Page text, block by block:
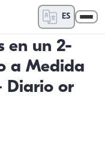
ES
en un 2-
a Medida
Diario or